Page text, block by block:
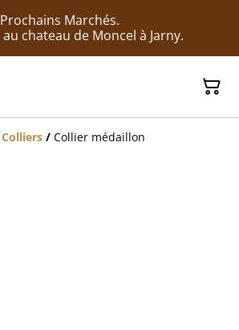
Prochains Marchés.
au chateau de Moncel à Jarny.
Colliers / Collier médaillon